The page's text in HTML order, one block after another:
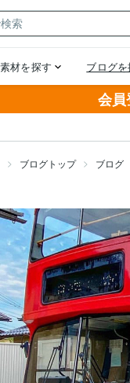
会員
ブログトップ ブログ